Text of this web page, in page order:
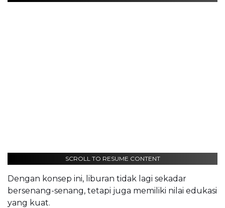
SCROLL TO RESUME CONTENT
Dengan konsep ini, liburan tidak lagi sekadar
bersenang-senang, tetapi juga memiliki nilai edukasi
yang kuat.